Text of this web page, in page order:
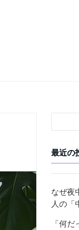
最近の
なぜ夜
人の「
「何